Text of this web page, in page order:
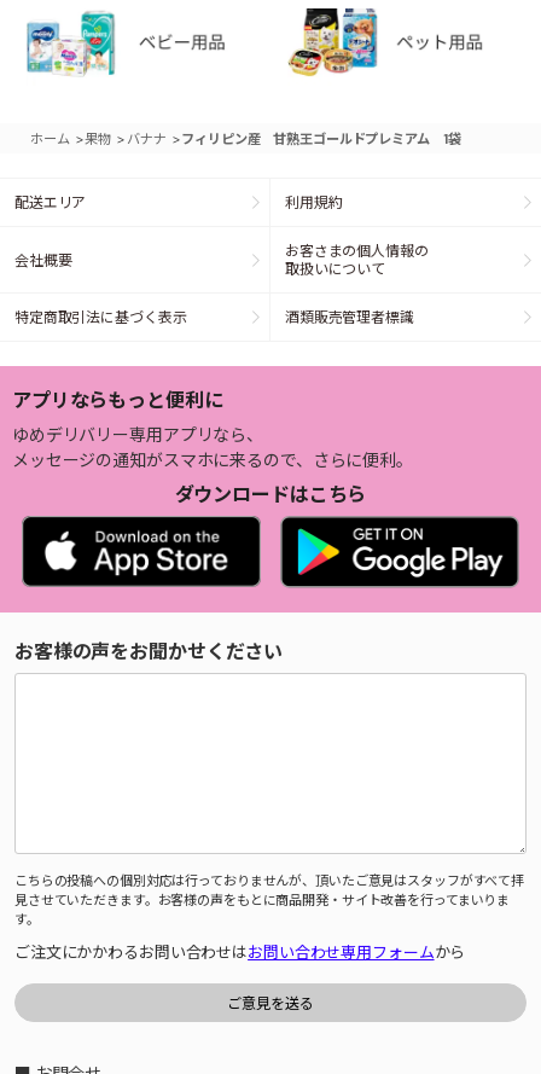
ホーム >果物 > バナナ >フィリピン産 甘熟王ゴールドプレミアム 1袋
配送エリア 利用規約
会社概要
お客さまの個人情報の
取扱いについて
特定商取引法に基づく表示 酒類販売管理者標識
アプリならもっと便利に
ゆめデリバリー専用アプリなら、
メッセージの通知がスマホに来るので、さらに便利。
ダウンロードはこちら
お客様の声をお聞かせください
こちらの投稿への個別対応は行っておりませんが、頂いたご意見はスタッフがすべて拝
見させていただきます。お客様の声をもとに商品開発・サイト改善を行ってまいりま
す。
ご注文にかかわるお問い合わせはお問い合わせ専用フォームから